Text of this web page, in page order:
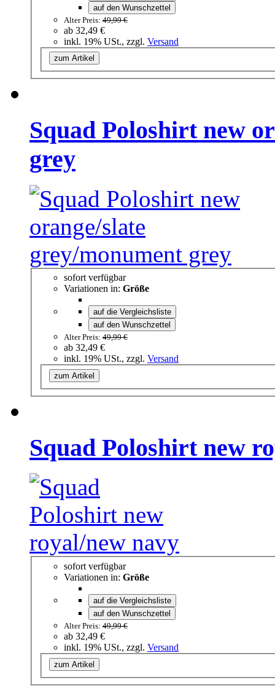
auf den Wunschzettel
Alter Preis: 49,99 €
ab 32,49 €
inkl. 19% USt., zzgl. Versand
zum Artikel
Squad Poloshirt new
grey
sofort verfügbar
Variationen in: Größe
auf die Vergleichsliste
auf den Wunschzettel
Alter Preis: 49,99 €
ab 32,49 €
inkl. 19% USt., zzgl. Versand
zum Artikel
Squad Poloshirt new
sofort verfügbar
Variationen in: Größe
auf die Vergleichsliste
auf den Wunschzettel
Alter Preis: 49,99 €
ab 32,49 €
inkl. 19% USt., zzgl. Versand
zum Artikel